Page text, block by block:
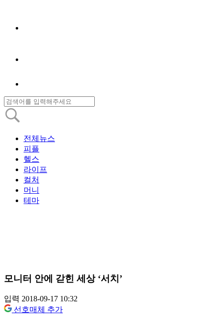
전체뉴스
피플
헬스
라이프
컬처
머니
테마
모니터 안에 갇힌 세상 ‘서치’
입력 2018-09-17 10:32
선호매체 추가